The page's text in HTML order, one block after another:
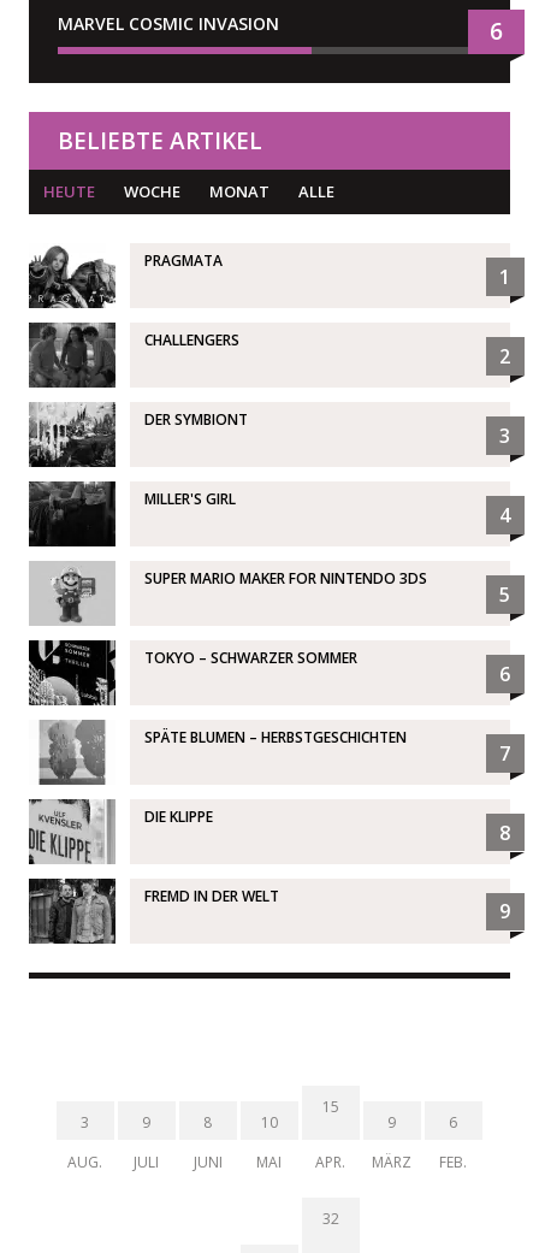
MARVEL COSMIC INVASION 6
BELIEBTE ARTIKEL
HEUTE WOCHE MONAT ALLE
PRAGMATA
1
CHALLENGERS
2
DER SYMBIONT
3
MILLER'S GIRL
4
SUPER MARIO MAKER FOR NINTENDO 3DS
5
TOKYO – SCHWARZER SOMMER
6
SPÄTE BLUMEN – HERBSTGESCHICHTEN
7
DIE KLIPPE
8
FREMD IN DER WELT
9
3
AUG.
9
JULI
8
JUNI
10
MAI
15
APR.
9
MÄRZ
6
FEB.
32